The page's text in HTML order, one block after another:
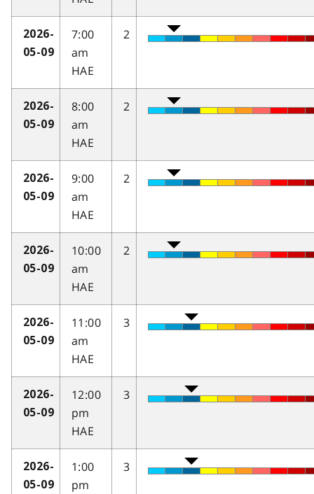
2026-
05-09
7:00
am
HAE
2
2026-
05-09
8:00
am
HAE
2
2026-
05-09
9:00
am
HAE
2
2026-
05-09
10:00
am
HAE
2
2026-
05-09
11:00
am
HAE
3
2026-
05-09
12:00
pm
HAE
3
2026-
05-09
1:00
pm
3